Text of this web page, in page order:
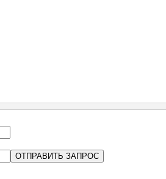
ОТПРАВИТЬ ЗАПРОС